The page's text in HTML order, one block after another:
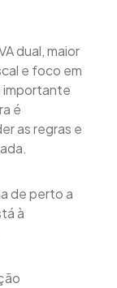
dual, maior
e foco em
importante
é
as regras e
de perto a
à